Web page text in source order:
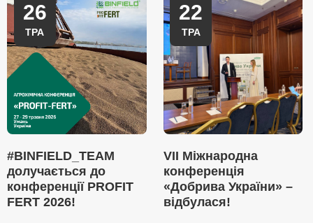
26
ТРА
#BINFIELD_TEAM
долучається до
конференції PROFIT
FERT 2026!
22
ТРА
VII Міжнародна
конференція
«Добрива України» –
відбулася!